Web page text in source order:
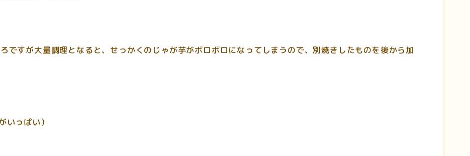
ですが大量調理となると、せっかくのじゃが芋がボロボロになってしまうので、別焼きしたものを後から加
っぱい）